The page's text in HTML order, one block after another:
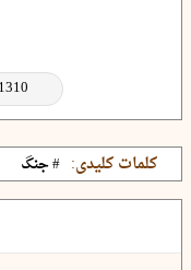
کلمات کلیدی: # جنگ